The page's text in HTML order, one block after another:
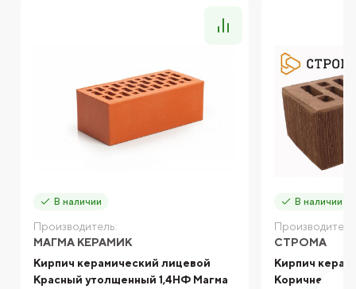
В наличии
Производитель:
МАГМА КЕРАМИК
Кирпич керамический лицевой
Красный утолщенный 1,4НФ Магма
В наличии
СТРОМА
Кирпич
Коричневый